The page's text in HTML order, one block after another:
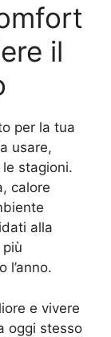
il
per la tua
usare,
stagioni.
calore
alla
l’anno.
e vivere
oggi stesso